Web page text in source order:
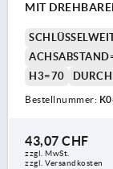
MIT
H3=70
Bestellnummer:
43,07 CHF
zzgl. MwSt.
zzgl. Versandkosten